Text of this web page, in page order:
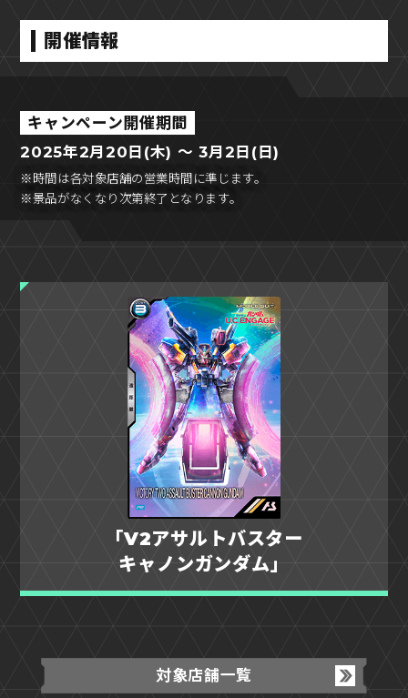
開催情報
キャンペーン開催期間
2025年2月20日(木) ～ 3月2日(日)
※時間は各対象店舗の営業時間に準じます。
※景品がなくなり次第終了となります。
「V2アサルトバスター
キャノンガンダム」
対象店舗一覧